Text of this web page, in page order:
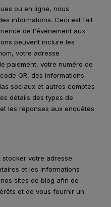
ou en ligne, nous
informations. Ceci est fait
de l'événement aux
peuvent inclure les
votre adresse
paiement, votre numéro de
QR, des informations
sociaux et autres comptes
détails des types de
les réponses aux enquêtes
votre adresse
et les informations
sites de blog afin de
et de vous fournir un